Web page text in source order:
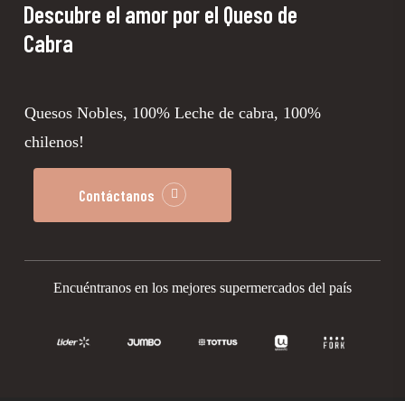
Descubre el amorpor el Queso de
Cabra
Quesos Nobles, 100% Leche de cabra, 100%
chilenos!
Contáctanos
Encuéntranos en los mejores supermercados del país